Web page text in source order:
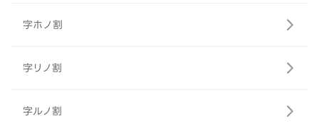
字ホノ割
字リノ割
字ルノ割